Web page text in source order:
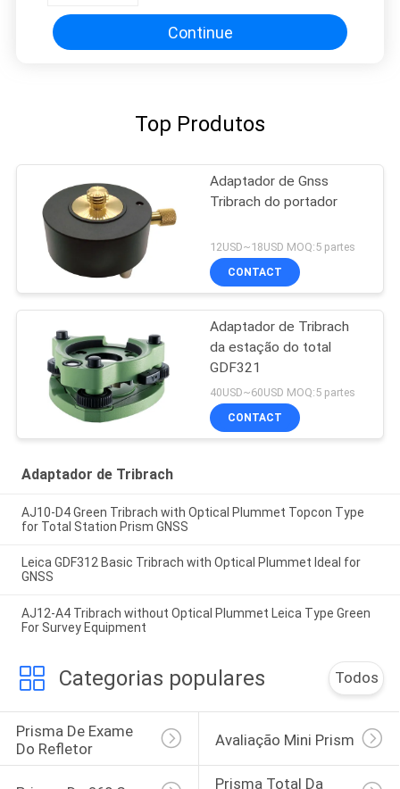
Continue
Top Produtos
Adaptador de Gnss
Tribrach do portador
12USD~18USD MOQ:5 partes
CONTACT
Adaptador de Tribrach
da estação do total
GDF321
40USD~60USD MOQ:5 partes
CONTACT
Adaptador de Tribrach
AJ10-D4 Green Tribrach with Optical Plummet Topcon Type
for Total Station Prism GNSS
Leica GDF312 Basic Tribrach with Optical Plummet Ideal for
GNSS
AJ12-A4 Tribrach without Optical Plummet Leica Type Green
For Survey Equipment
Categorias populares Todos
Prisma De Exame
Do Refletor
Avaliação Mini Prism
Prisma Total Da